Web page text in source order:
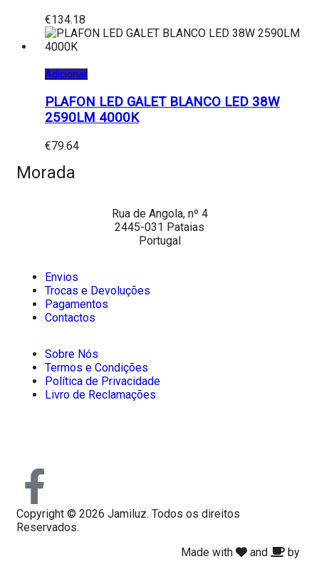
€134.18
Adicionar
PLAFON LED GALET BLANCO LED 38W
2590LM 4000K
€79.64
Morada
Rua de Angola, nº 4
2445-031 Pataias
Portugal
Envios
Trocas e Devoluções
Pagamentos
Contactos
Sobre Nós
Termos e Condições
Política de Privacidade
Livro de Reclamações
Copyright © 2026 Jamiluz. Todos os direitos
Reservados.
Made with
and by